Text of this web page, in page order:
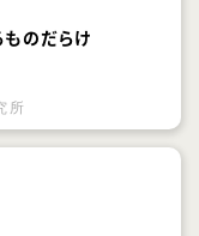
のだらけ
所